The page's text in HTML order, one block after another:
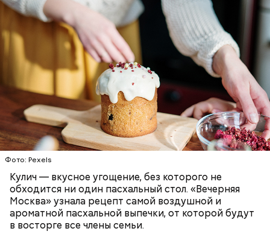
Фото: Pexels
Кулич — вкусное угощение, без которого не
обходится ни один пасхальный стол. «Вечерняя
Москва» узнала рецепт самой воздушной и
ароматной пасхальной выпечки, от которой будут
в восторге все члены семьи.
Первый необычный рецепт кулича несколько
отличается от классической рецептуры, так как
содержит нестандартную начинку:
ПРАЗДНИКИ РЕЦЕПТЫ ПАСХА